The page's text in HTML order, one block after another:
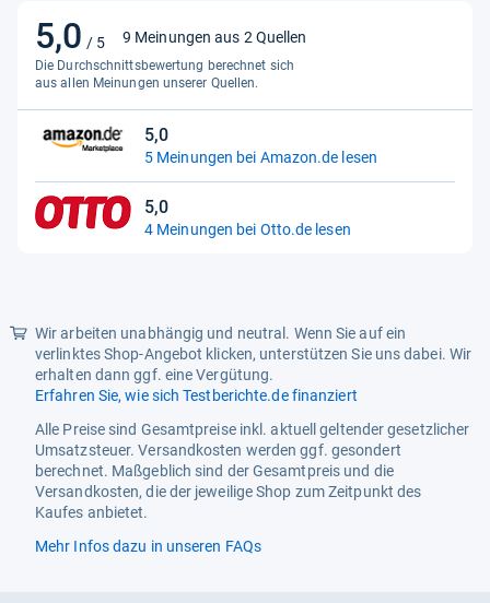
5,0 / 5
5,0
von
5
Sternen
9 Meinungen aus 2 Quellen
Die Durchschnittsbewertung berechnet sich
aus allen Meinungen unserer Quellen.
5,0
5,0
von
Sternen
5 Meinungen bei Amazon.de lesen
5,0
5,0
von
4 Meinungen bei Otto.de lesen
Wir arbeiten unabhängig und neutral. Wenn Sie auf ein
verlinktes Shop-Angebot klicken, unterstützen Sie uns dabei. Wir
erhalten dann ggf. eine Vergütung.
Erfahren Sie, wie sich Testberichte.de finanziert
Alle Preise sind Gesamtpreise inkl. aktuell geltender gesetzlicher
Umsatzsteuer. Versandkosten werden ggf. gesondert
berechnet. Maßgeblich sind der Gesamtpreis und die
Versandkosten, die der jeweilige Shop zum Zeitpunkt des
Kaufes anbietet.
Mehr Infos dazu in unseren FAQs